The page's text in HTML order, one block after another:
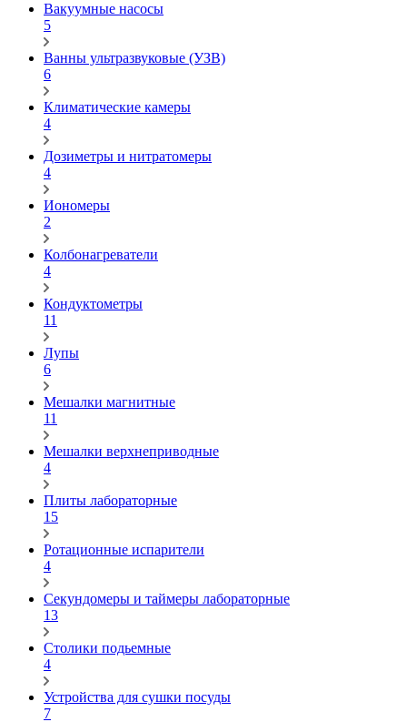
Вакуумные насосы
5
Ванны ультразвуковые (УЗВ)
6
Климатические камеры
4
Дозиметры и нитратомеры
4
Иономеры
2
Колбонагреватели
4
Кондуктометры
11
Лупы
6
Мешалки магнитные
11
Мешалки верхнеприводные
4
Плиты лабораторные
15
Ротационные испарители
4
Секундомеры и таймеры лабораторные
13
Столики подьемные
4
Устройства для сушки посуды
7